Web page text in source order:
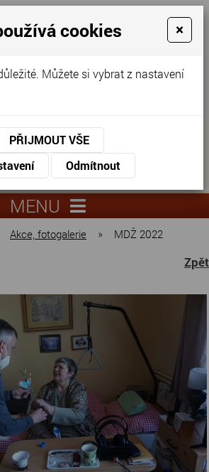
KONTAKTUJTE NÁS
NÁS
551
lysa.cz
MENU
Akce, fotogalerie » MDŽ 2022
Zpět
cookies ×
Můžete si vybrat z nastavení
PŘIJMOUT VŠE
Odmítnout